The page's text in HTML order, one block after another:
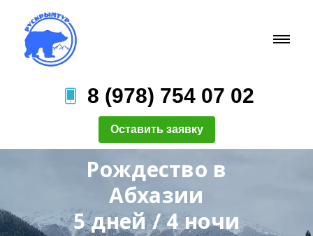
8 (978) 754 07 02
Оставить заявку
Рождество в
Абхазии
5 дней / 4 ночи